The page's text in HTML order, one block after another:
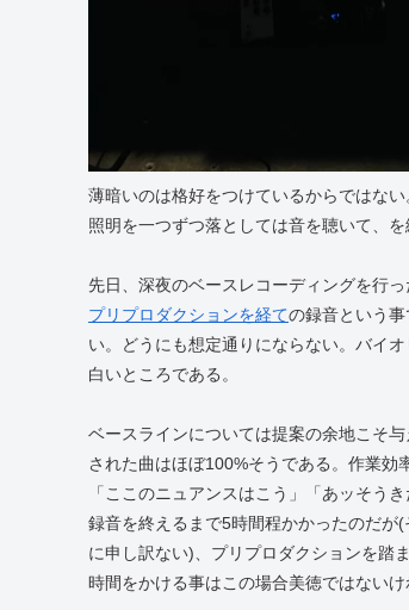
薄暗いのは格好をつけているからではない
照明を一つずつ落としては音を聴いて、
先日、深夜のベースレコーディングを行っ
プリプロダクションを経ての録音という
い。どうにも想定通りにならない。バイ
白いところである。
ベースラインについては提案の余地こそ
された曲はほぼ100%そうである。作業
「ここのニュアンスはこう」「あッそう
録音を終えるまで5時間程かかったのだが
に申し訳ない)、プリプロダクションを踏
時間をかける事はこの場合美徳ではない